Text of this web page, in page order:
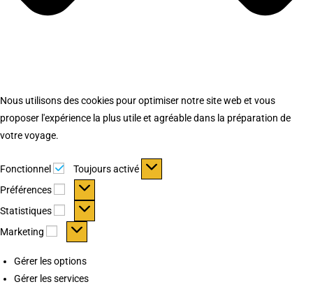
Nous utilisons des cookies pour optimiser notre site web et vous
proposer l'expérience la plus utile et agréable dans la préparation de
votre voyage.
Fonctionnel Fonctionnel
Toujours activé
Préférences
Préférences
Statistiques Statistiques
Marketing Marketing
Gérer les options
Gérer les services